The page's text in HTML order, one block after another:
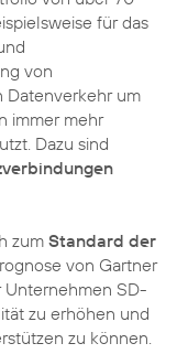
für das
von
Datenverkehr um
immer mehr
Dazu sind
zum Standard der
von Gartner
SD-
zu erhöhen und
zu können.